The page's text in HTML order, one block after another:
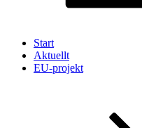
Start
Aktuellt
EU-projekt